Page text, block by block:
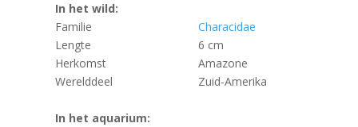
In het wild:
Familie
Characidae
Lengte
6 cm
Herkomst
Amazone
Werelddeel
Zuid-Amerika
In het aquarium: